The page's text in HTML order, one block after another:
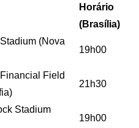
Horário
(Brasília)
(Nova
19h00
Field
21h30
Stadium
19h00